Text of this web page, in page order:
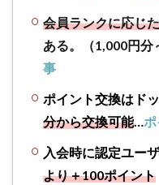
3.1
ECサ
イト
を利
用す
に
は、
必ず
ポイ
会員ランクに応じ
ある。（1,000円分
事
ポイント交換はド
分から交換可能…
入会時に認定ユー
より＋100ポイント